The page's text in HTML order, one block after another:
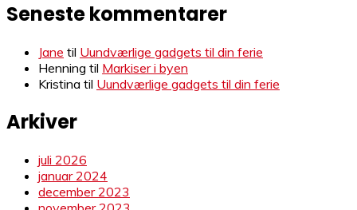
Seneste kommentarer
Jane til Uundværlige gadgets til din ferie
Henning til Markiser i byen
Kristina til Uundværlige gadgets til din ferie
Arkiver
juli 2026
januar 2024
december 2023